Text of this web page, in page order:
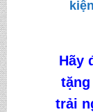
Hãy
tặng
trải